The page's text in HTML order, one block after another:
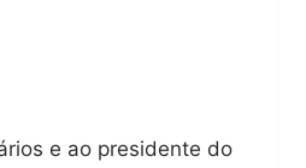
e ao presidente do